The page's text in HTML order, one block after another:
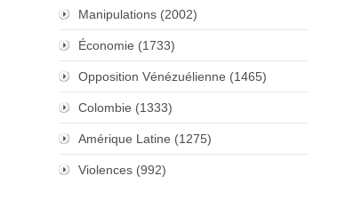
Manipulations (2002)
Économie (1733)
Opposition Vénézuélienne (1465)
Colombie (1333)
Amérique Latine (1275)
Violences (992)